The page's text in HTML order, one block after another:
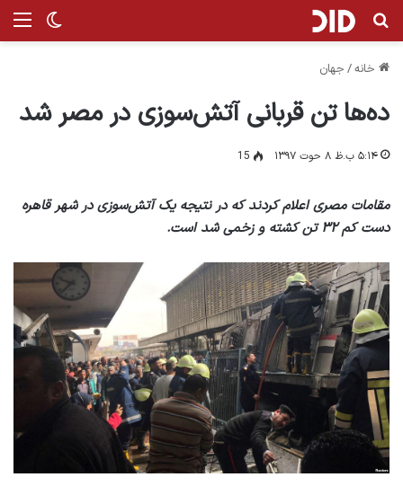
تغییر جستجو برای
خانه/ جهان
ده‌ها تن قربانی آتش‌سوزی در مصر شد
۵:۱۴ ب.ظ ۸ حوت ۱۳۹۷ 15
مقامات مصری اعلام کردند که در نتیجه یک آتش‌سوزی در شهر قاهره
دست کم ۳۲ تن کشته و زخمی شد است.